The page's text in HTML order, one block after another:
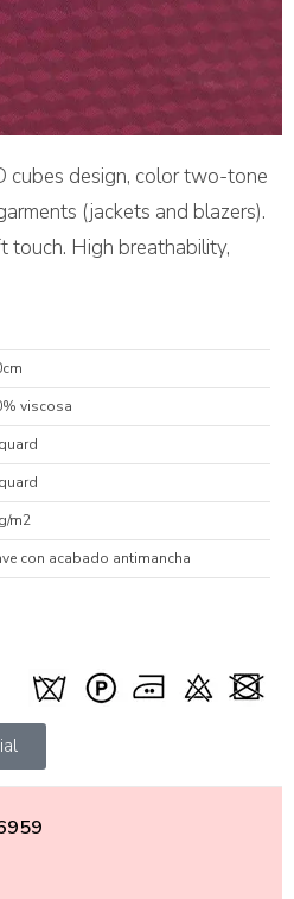
cubes design, color two-tone
(jackets and blazers).
touch. High breathability,
viscosa
m2
con acabado antimancha